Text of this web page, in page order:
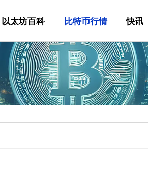
以太坊百科 比特币行情 快讯